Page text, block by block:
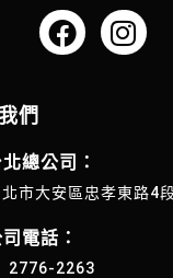
們
總公司：
市大安區忠孝東路4
電話：
2776-2263